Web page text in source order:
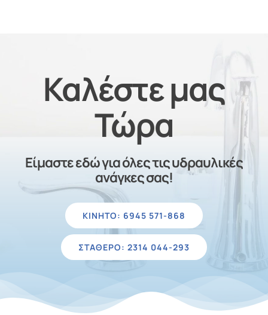
Καλέστε μας
Τώρα
Είμαστε εδώ για όλες τις υδραυλικές
ανάγκες σας!
ΚΙΝΗΤΌ: 6945 571-868
ΣΤΑΘΕΡΌ: 2314 044-293